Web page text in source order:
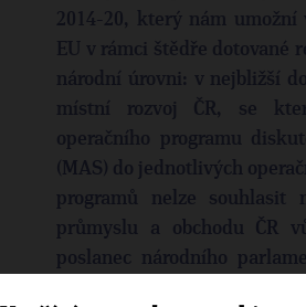
2014-20, který nám
EU v rámci štědře dotované
národní úrovni: v nejbližší
místní rozvoj ČR, se
operačního programu
(MAS) do jednotlivých
programů nelze
průmyslu a obchodu ČR
poslanec národního